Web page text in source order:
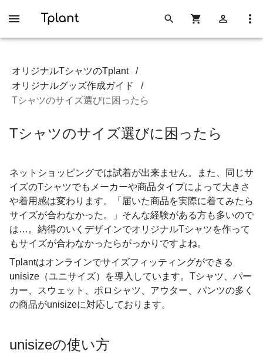
オリジナルTシャツのTplant
/
オリジナルグッズ作成ガイド
/
Tシャツのサイズ選びに困ったら
Tシャツのサイズ選びに困ったら
ネットショッピングでは試着が出来ません。また、同じサ
イズのTシャツでもメーカーや商品タイプによって大きさ
や着用感は変わります。「届いた商品を実際に着てみたら
サイズが合わなかった。」そんな経験がある方も多いので
は…。納得のいくデザインでオリジナルTシャツを作って
もサイズが合わなかったらがっかりですよね。
Tplantはオンラインでサイズフィッティングができる
unisize（ユニサイズ）を導入しています。Tシャツ、パー
カー、スウェット、ポロシャツ、アウター、パンツの多く
の商品がunisizeに対応しております。
unisizeの使い方